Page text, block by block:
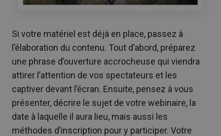
Si votre matériel est déjà en place, passez à
l’élaboration du contenu. Tout d’abord, préparez
une phrase d’ouverture accrocheuse qui viendra
attirer l’attention de vos spectateurs et les
captiver devant l’écran. Ensuite, pensez à vous
présenter, décrire le sujet de votre webinaire, la
date à laquelle il aura lieu, mais aussi les
méthodes d’inscription pour y participer. Votre